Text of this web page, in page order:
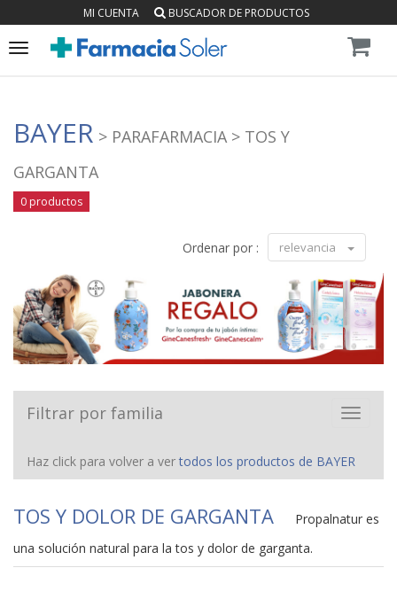
MI CUENTA BUSCADOR DE PRODUCTOS
Toggle
BAYER > PARAFARMACIA > TOS Y
GARGANTA
0 productos
Ordenar por : relevancia
Toggle
Filtrar por familia
Haz click para volver a vertodos los productos de BAYER
TOS Y DOLOR DE GARGANTA
Propalnatur es
una solución natural para la tos y dolor de garganta.